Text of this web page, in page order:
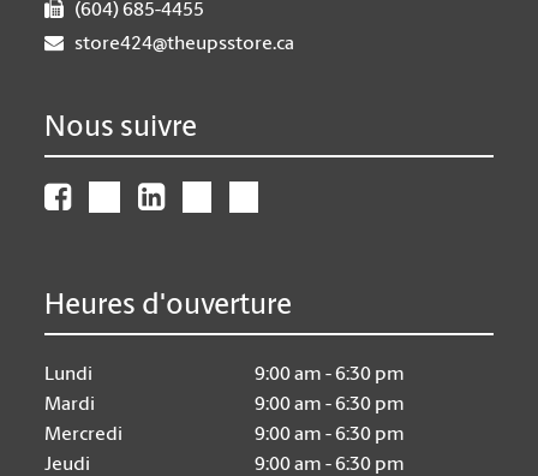
(604) 685-4455
store424@theupsstore.ca
Nous suivre
Heures d'ouverture
Lundi
9:00 am - 6:30 pm
Mardi
9:00 am - 6:30 pm
Mercredi
9:00 am - 6:30 pm
Jeudi
9:00 am - 6:30 pm